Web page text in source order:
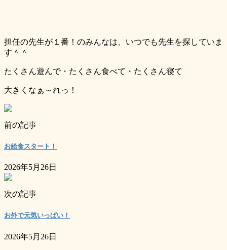
担任の先生が１番！のみんなは、いつでも先生を探していま
す＾＾
たくさん遊んで・たくさん食べて・たくさん寝て
大きくなぁ～れっ！
前の記事
お給食スタート！
2026年5月26日
次の記事
お外で元気いっぱい！
2026年5月26日